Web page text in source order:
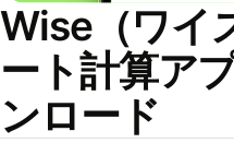
Wise（ワイ
ート計算ア
ンロード